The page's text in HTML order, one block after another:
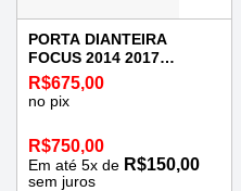
PORTA DIANTEIRA
FOCUS 2014 2017
ESQUERDA
R$675,00
no pix
R$750,00
Em até 5x de R$150,00
sem juros